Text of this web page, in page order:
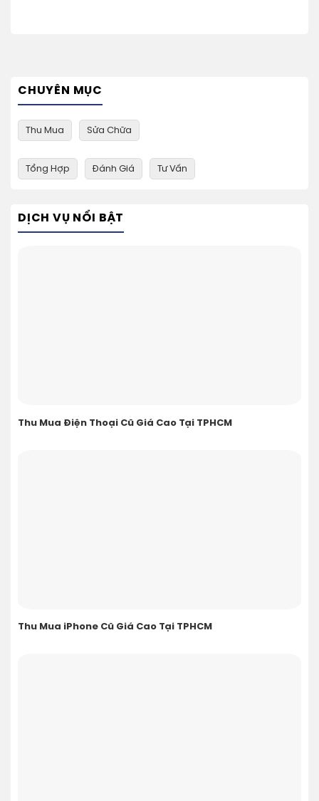
CHUYÊN MỤC
Thu Mua Sửa Chữa
Tổng Hợp Đánh Giá Tư Vấn
DỊCH VỤ NỔI BẬT
Thu Mua Điện Thoại Cũ Giá Cao Tại TPHCM
Thu Mua iPhone Cũ Giá Cao Tại TPHCM